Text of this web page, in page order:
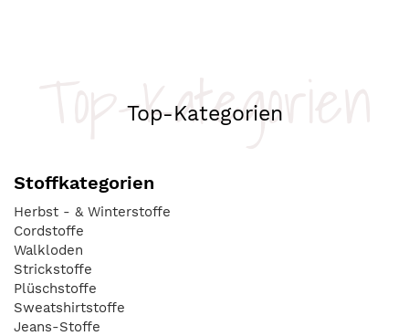
Top-Kategorien
Top-Kategorien
Stoffkategorien
Herbst - & Winterstoffe
Cordstoffe
Walkloden
Strickstoffe
Plüschstoffe
Sweatshirtstoffe
Jeans-Stoffe